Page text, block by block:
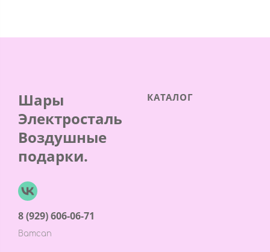
Шары
Электросталь
Воздушные
подарки.
8 (929) 606-06-71
Ватсап
КАТАЛОГ